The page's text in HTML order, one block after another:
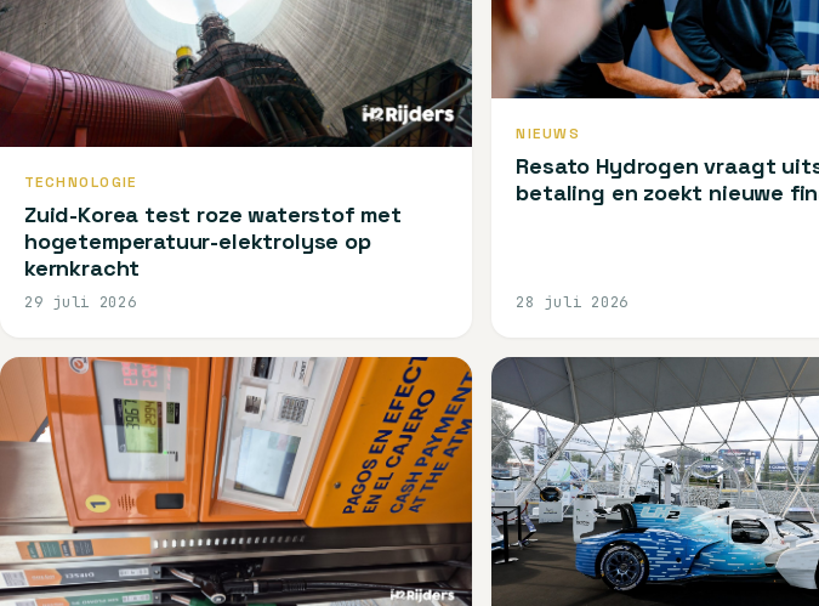
TECHNOLOGIE
Zuid-Korea test roze waterstof met
hogetemperatuur-elektrolyse op
kernkracht
29 juli 2026
NIEUWS
Resato Hydrogen vraagt
betaling en zoekt nieuwe
28 juli 2026